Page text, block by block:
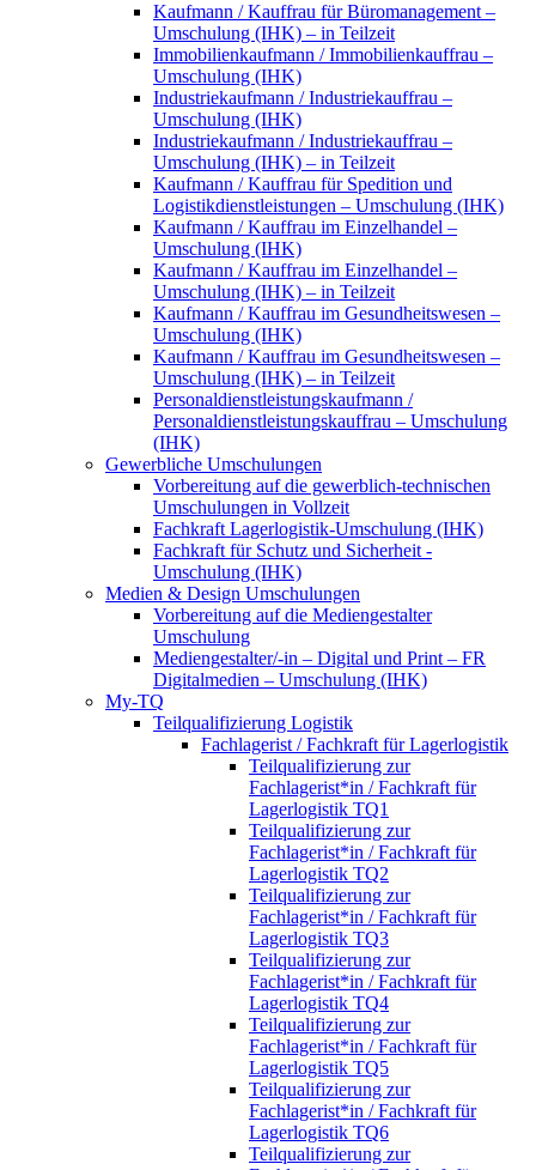
Kaufmann / Kauffrau für Büromanagement –
Umschulung (IHK) – in Teilzeit
Immobilienkaufmann / Immobilienkauffrau –
Umschulung (IHK)
Industriekaufmann / Industriekauffrau –
Umschulung (IHK)
Industriekaufmann / Industriekauffrau –
Umschulung (IHK) – in Teilzeit
Kaufmann / Kauffrau für Spedition und
Logistikdienstleistungen – Umschulung (IHK)
Kaufmann / Kauffrau im Einzelhandel –
Umschulung (IHK)
Kaufmann / Kauffrau im Einzelhandel –
Umschulung (IHK) – in Teilzeit
Kaufmann / Kauffrau im Gesundheitswesen –
Umschulung (IHK)
Kaufmann / Kauffrau im Gesundheitswesen –
Umschulung (IHK) – in Teilzeit
Personaldienstleistungskaufmann /
Personaldienstleistungskauffrau – Umschulung
(IHK)
Gewerbliche Umschulungen
Vorbereitung auf die gewerblich-technischen
Umschulungen in Vollzeit
Fachkraft Lagerlogistik-Umschulung (IHK)
Fachkraft für Schutz und Sicherheit -
Umschulung (IHK)
Medien & Design Umschulungen
Vorbereitung auf die Mediengestalter
Umschulung
Mediengestalter/-in – Digital und Print – FR
Digitalmedien – Umschulung (IHK)
My-TQ
Teilqualifizierung Logistik
Fachlagerist / Fachkraft für Lagerlogistik
Teilqualifizierung zur
Fachlagerist*in / Fachkraft für
Lagerlogistik TQ1
Teilqualifizierung zur
Fachlagerist*in / Fachkraft für
Lagerlogistik TQ2
Teilqualifizierung zur
Fachlagerist*in / Fachkraft für
Lagerlogistik TQ3
Teilqualifizierung zur
Fachlagerist*in / Fachkraft für
Lagerlogistik TQ4
Teilqualifizierung zur
Fachlagerist*in / Fachkraft für
Lagerlogistik TQ5
Teilqualifizierung zur
Fachlagerist*in / Fachkraft für
Lagerlogistik TQ6
Teilqualifizierung zur